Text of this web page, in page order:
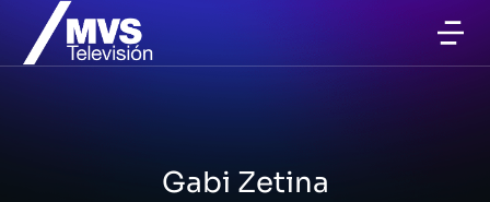
Gabi Zetina